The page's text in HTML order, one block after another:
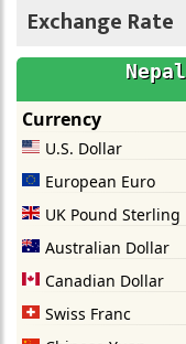
Exchange Rate